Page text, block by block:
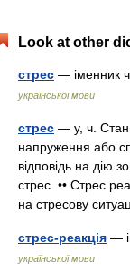
Look at other
стрес — іменник
української мови
стрес — у, ч. Стан
напруження або
відповідь на дію
стрес. •• Стрес
на стресову
стрес-реакція —
української мови